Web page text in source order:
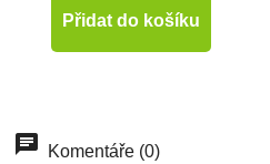
Přidat do košíku
Doporučené
Komentáře (0)